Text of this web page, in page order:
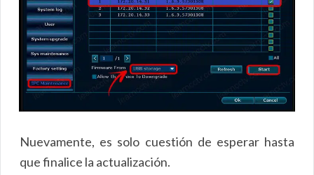
Nuevamente, es solo cuestión de esperar hasta
que finalice la actualización.